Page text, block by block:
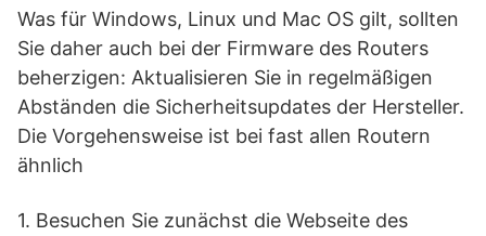
Was für Windows, Linux und Mac OS gilt, sollten
Sie daher auch bei der Firmware des Routers
beherzigen: Aktualisieren Sie in regelmäßigen
Abständen die Sicherheitsupdates der Hersteller.
Die Vorgehensweise ist bei fast allen Routern
ähnlich
1. Besuchen Sie zunächst die Webseite des